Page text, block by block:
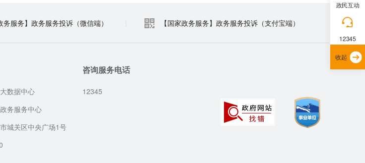
务服务】政务服务投诉（微信端） 【国家政务服务】政务服务投诉（支付宝端）
数据中心
务服务中心
城关区中央广场1号
咨询服务电话
12345
政民互动
12345
收起